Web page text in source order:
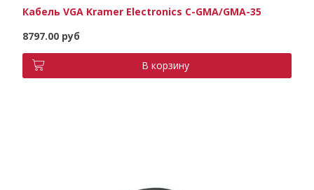
Кабель VGA Kramer Electronics C-GMA/GMA-35
8797.00 руб
В корзину